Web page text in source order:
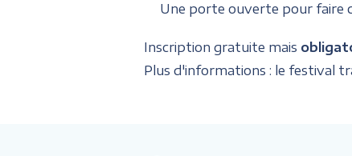
Une porte ouverte pour faire
Inscription gratuite mais
Plus d'informations : le festival